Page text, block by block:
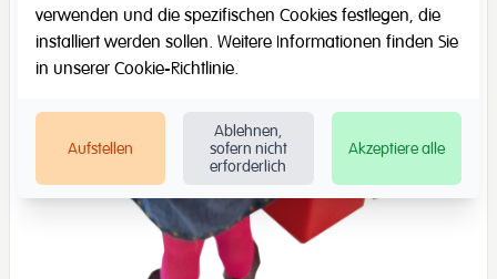
verwenden und die spezifischen Cookies festlegen, die
installiert werden sollen. Weitere Informationen finden Sie
in unserer Cookie-Richtlinie.
Aufstellen
Ablehnen,
sofern nicht
erforderlich
Akzeptiere alle